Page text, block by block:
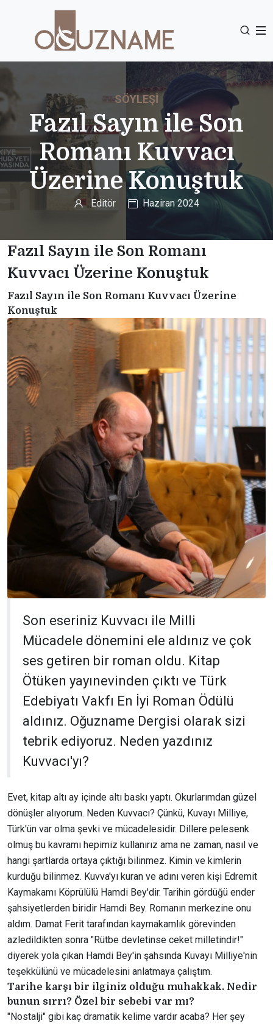
SÖYLEŞI
Fazıl Sayın ile Son
Romanı Kuvvacı
Üzerine Konuştuk
Editör Haziran 2024
Fazıl Sayın ile Son Romanı
Kuvvacı Üzerine Konuştuk
Fazıl Sayın ile Son Romanı Kuvvacı Üzerine
Konuştuk
Son eseriniz Kuvvacı ile Milli
Mücadele dönemini ele aldınız ve çok
ses getiren bir roman oldu. Kitap
Ötüken yayınevinden çıktı ve Türk
Edebiyatı Vakfı En İyi Roman Ödülü
aldınız. Oğuzname Dergisi olarak sizi
tebrik ediyoruz. Neden yazdınız
Kuvvacı'yı?
Evet, kitap altı ay içinde altı baskı yaptı. Okurlarımdan güzel
dönüşler alıyorum. Neden Kuvvacı? Çünkü, Kuvayı Milliye,
Türk'ün var olma şevki ve mücadelesidir. Dillere pelesenk
olmuş bu kavramı hepimiz kullanırız ama ne zaman, nasıl ve
hangi şartlarda ortaya çıktığı bilinmez. Kimin ve kimlerin
kurduğu bilinmez. Kuvva'yı kuran ve adını veren kişi Edremit
Kaymakamı Köprülülü Hamdi Bey'dir. Tarihin gördüğü ender
şahsiyetlerden biridir Hamdi Bey. Romanın merkezine onu
aldım. Damat Ferit tarafından kaymakamlık görevinden
azledildikten sonra "Rütbe devletinse ceket milletindir!"
diyerek yola çıkan Hamdi Bey'in şahsında Kuvayı Milliye'nin
teşekkülünü ve mücadelesini anlatmaya çalıştım.
Tarihe karşı bir ilginiz olduğu muhakkak. Nedir
bunun sırrı? Özel bir sebebi var mı?
"Nostalji" gibi kaç dramatik kelime vardır acaba? Her şey